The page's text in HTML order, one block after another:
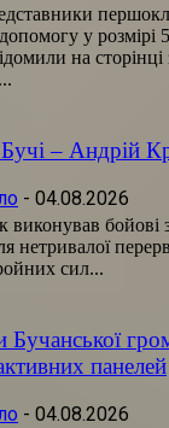
у розмірі
на
– Андрій
- 04.08.2026
виконував бойові
нетривалої
сил...
Бучанської
панелей
- 04.08.2026